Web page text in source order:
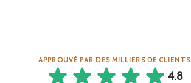
APPROUVÉ PAR DES MILLIERS DE CLIENTS
4.8